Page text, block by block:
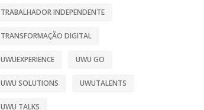
TRABALHADOR INDEPENDENTE
TRANSFORMAÇÃO DIGITAL
UWUEXPERIENCE UWU GO
UWU SOLUTIONS UWUTALENTS
UWU TALKS